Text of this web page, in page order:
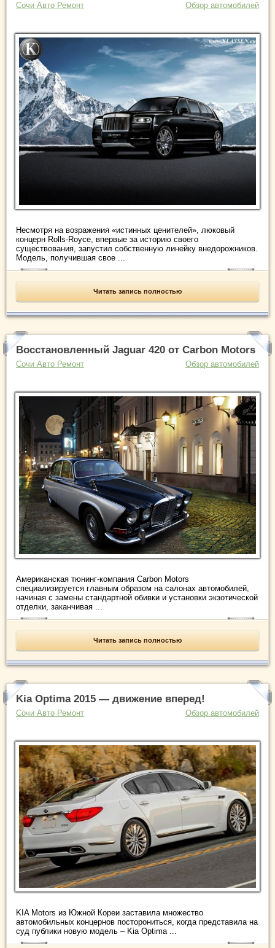
Сочи Авто Ремонт Обзор автомобилей
Несмотря на возражения «истинных ценителей», люковый
концерн Rolls-Royce, впервые за историю своего
существования, запустил собственную линейку внедорожников.
Модель, получившая свое ...
Читать запись полностью
Восстановленный Jaguar 420 от Carbon Motors
Сочи Авто Ремонт Обзор автомобилей
Американская тюнинг-компания Carbon Motors
специализируется главным образом на салонах автомобилей,
начиная с замены стандартной обивки и установки экзотической
отделки, заканчивая ...
Читать запись полностью
Kia Optima 2015 — движение вперед!
Сочи Авто Ремонт Обзор автомобилей
KIA Motors из Южной Кореи заставила множество
автомобильных концернов посторониться, когда представила на
суд публики новую модель – Kia Optima ...